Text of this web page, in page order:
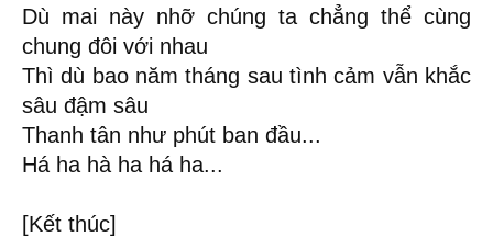
Dù mai này nhỡ chúng ta chẳng thể cùng
chung đôi với nhau
Thì dù bao năm tháng sau tình cảm vẫn khắc
sâu đậm sâu
Thanh tân như phút ban đầu...
Há ha hà ha há ha...
[Kết thúc]